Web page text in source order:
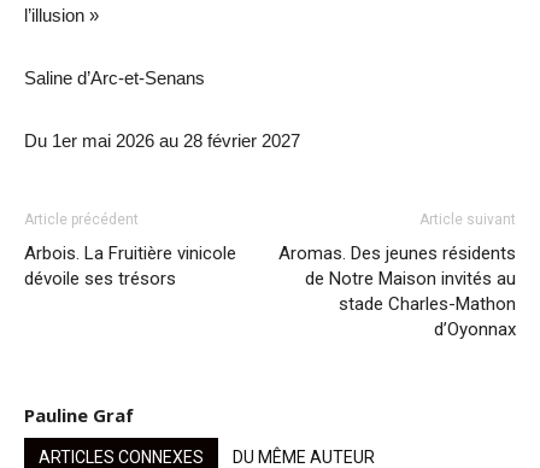
l’illusion »
Saline d’Arc-et-Senans
Du 1er mai 2026 au 28 février 2027
Article précédent
Arbois. La Fruitière vinicole
dévoile ses trésors
Article suivant
Aromas. Des jeunes résidents
de Notre Maison invités au
stade Charles-Mathon
d’Oyonnax
Pauline Graf
ARTICLES CONNEXES DU MÊME AUTEUR